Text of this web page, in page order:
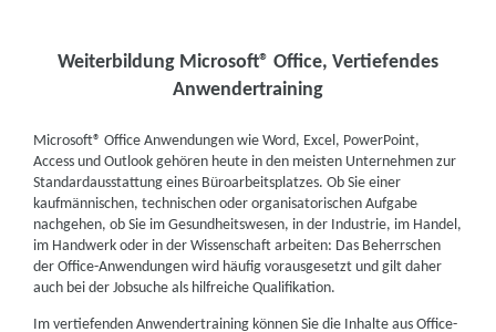
Weiterbildung Microsoft® Office, Vertiefendes
Anwendertraining
Microsoft® Office Anwendungen wie Word, Excel, PowerPoint,
Access und Outlook gehören heute in den meisten Unternehmen zur
Standardausstattung eines Büroarbeitsplatzes. Ob Sie einer
kaufmännischen, technischen oder organisatorischen Aufgabe
nachgehen, ob Sie im Gesundheitswesen, in der Industrie, im Handel,
im Handwerk oder in der Wissenschaft arbeiten: Das Beherrschen
der Office-Anwendungen wird häufig vorausgesetzt und gilt daher
auch bei der Jobsuche als hilfreiche Qualifikation.
Im vertiefenden Anwendertraining können Sie die Inhalte aus Office-